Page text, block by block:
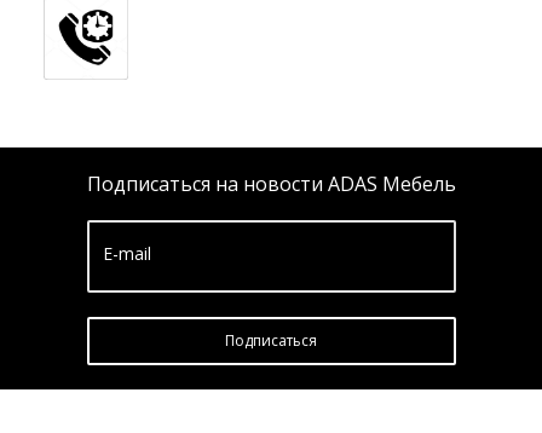
Подписаться на новости ADAS Мебель
E-mail
Подписатьcя